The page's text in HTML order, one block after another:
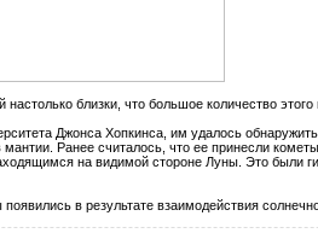
близки, что большое количество
Джонса Хопкинса, им удалось
Ранее считалось, что ее принесли
на видимой стороне Луны. Это были
в результате взаимодействия